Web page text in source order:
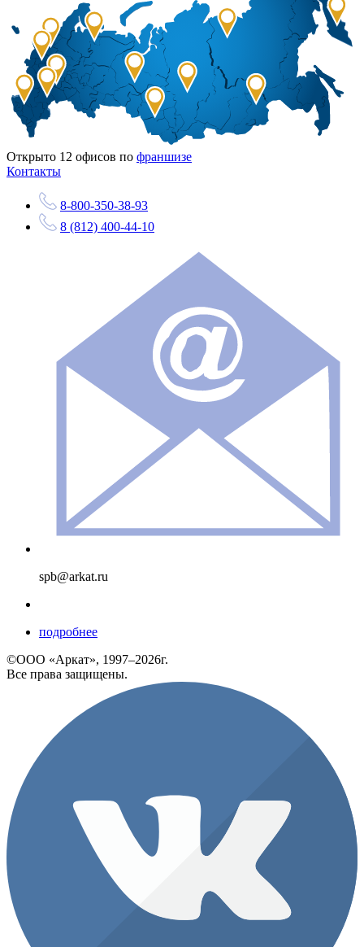
Открыто 12 офисов по франшизе
Контакты
8-800-350-38-93
8 (812) 400-44-10
spb@arkat.ru
подробнее
©ООО «Аркат», 1997–2026г.
Все права защищены.